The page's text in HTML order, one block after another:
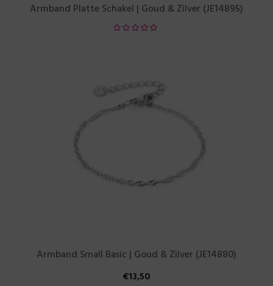
Armband Platte Schakel | Goud & Zilver (JE14895)
Armband Small Basic | Goud & Zilver (JE14880)
€13,50